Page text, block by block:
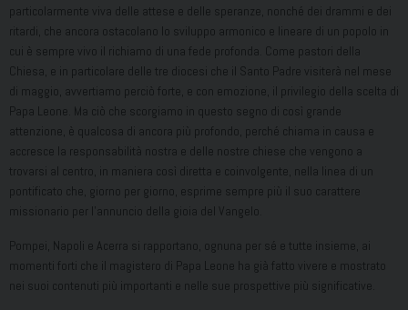
particolarmente viva delle attese e delle speranze, nonché dei drammi e dei
ritardi, che ancora ostacolano lo sviluppo armonico e lineare di un popolo in
cui è sempre vivo il richiamo di una fede profonda. Come pastori della
Chiesa, e in particolare delle tre diocesi che il Santo Padre visiterà nel mese
di maggio, avvertiamo perciò forte, e con emozione, il privilegio della scelta di
Papa Leone. Ma ciò che scorgiamo in questo segno di così grande
attenzione, è qualcosa di ancora più profondo, perché chiama in causa e
accresce la responsabilità nostra e delle nostre chiese che vengono a
trovarsi al centro, in maniera così diretta e coinvolgente, nella linea di un
pontificato che, giorno per giorno, esprime sempre più il suo carattere
missionario per l’annuncio della gioia del Vangelo.
Pompei, Napoli e Acerra si rapportano, ognuna per sé e tutte insieme, ai
momenti forti che il magistero di Papa Leone ha già fatto vivere e mostrato
nei suoi contenuti più importanti e nelle sue prospettive più significative.